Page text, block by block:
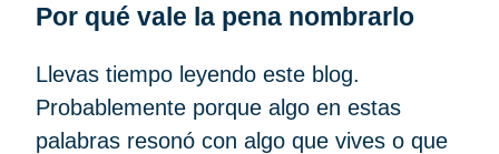
Por qué vale la pena nombrarlo
Llevas tiempo leyendo este blog.
Probablemente porque algo en estas
palabras resonó con algo que vives o que